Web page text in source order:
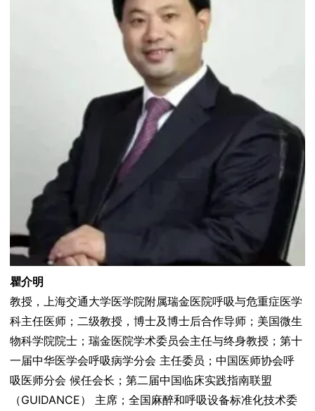
瞿介明
教授，上海交通大学医学院附属瑞金医院呼吸与危重症医学
科主任医师；二级教授，博士及博士后合作导师；美国微生
物科学院院士；瑞金医院学术委员会主任与终身教授；第十
一届中华医学会呼吸病学分会 主任委员；中国医师协会呼
吸医师分会 候任会长；第二届中国临床实践指南联盟
（GUIDANCE） 主席；全国麻醉和呼吸设备标准化技术委